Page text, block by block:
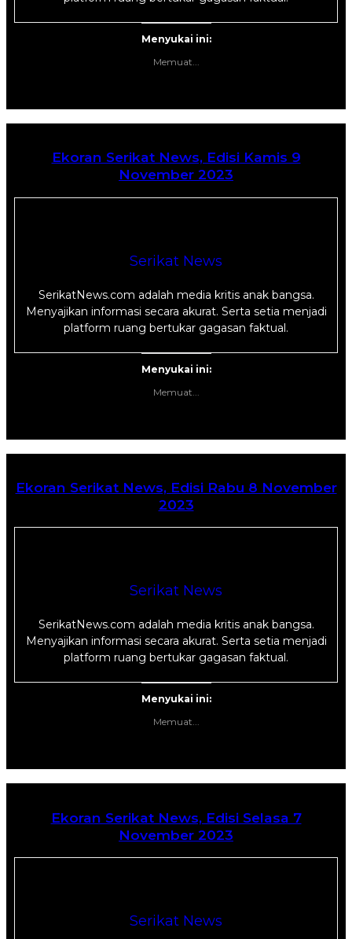
Menyukai ini:
Memuat...
Ekoran Serikat News, Edisi Kamis 9
November 2023
Serikat News
SerikatNews.com adalah media kritis anak bangsa.
Menyajikan informasi secara akurat. Serta setia menjadi
platform ruang bertukar gagasan faktual.
Menyukai ini:
Memuat...
Ekoran Serikat News, Edisi Rabu 8 November
2023
Serikat News
SerikatNews.com adalah media kritis anak bangsa.
Menyajikan informasi secara akurat. Serta setia menjadi
platform ruang bertukar gagasan faktual.
Menyukai ini:
Memuat...
Ekoran Serikat News, Edisi Selasa 7
November 2023
Serikat News